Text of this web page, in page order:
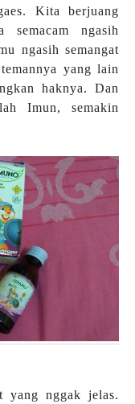
Kita berjuang
ngasih
ngasih semangat
yang lain
haknya. Dan
Imun, semakin
yang nggak jelas.